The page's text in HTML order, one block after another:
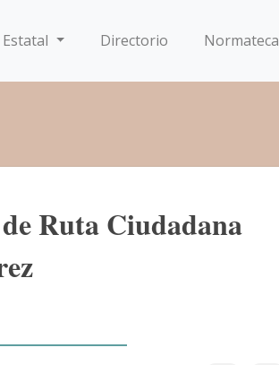
Directorio Normateca
Ruta Ciudadana